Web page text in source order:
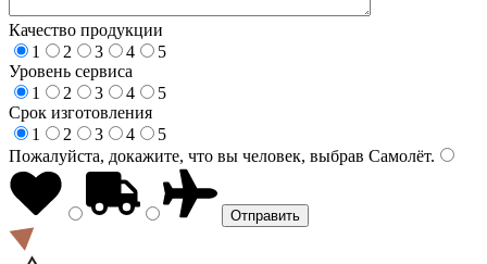
Качество продукции
1
2 3 4
5
Уровень сервиса
1
2 3 4
5
Срок изготовления
1
2 3 4
5
Пожалуйста, докажите, что вы человек, выбрав Самолёт.